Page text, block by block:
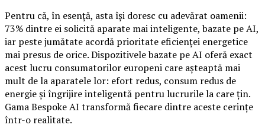
Pentru că, în esență, asta își doresc cu adevărat oamenii:
73% dintre ei solicită aparate mai inteligente, bazate pe AI,
iar peste jumătate acordă prioritate eficienței energetice
mai presus de orice. Dispozitivele bazate pe AI oferă exact
acest lucru consumatorilor europeni care așteaptă mai
mult de la aparatele lor: efort redus, consum redus de
energie și îngrijire inteligentă pentru lucrurile la care țin.
Gama Bespoke AI transformă fiecare dintre aceste cerințe
într-o realitate.